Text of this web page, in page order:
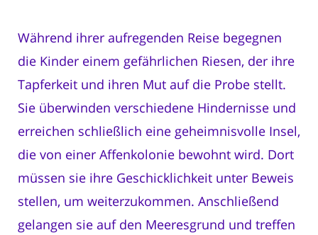
Während ihrer aufregenden Reise begegnen
die Kinder einem gefährlichen Riesen, der ihre
Tapferkeit und ihren Mut auf die Probe stellt.
Sie überwinden verschiedene Hindernisse und
erreichen schließlich eine geheimnisvolle Insel,
die von einer Affenkolonie bewohnt wird. Dort
müssen sie ihre Geschicklichkeit unter Beweis
stellen, um weiterzukommen. Anschließend
gelangen sie auf den Meeresgrund und treffen